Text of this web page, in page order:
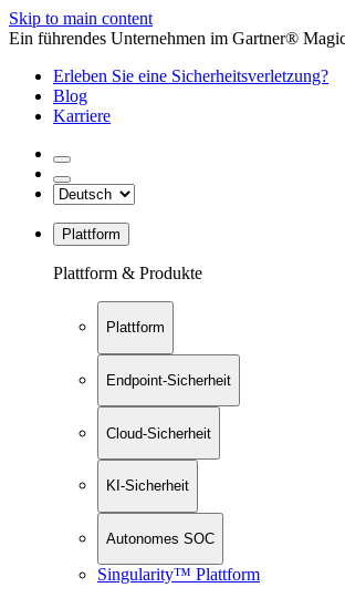
Skip to main content
Ein führendes Unternehmen im Gartner®
Erleben Sie eine Sicherheitsverletzung?
Blog
Karriere
Plattform
Plattform & Produkte
Plattform
Endpoint-Sicherheit
Cloud-Sicherheit
KI-Sicherheit
Autonomes SOC
Singularity™ Plattform